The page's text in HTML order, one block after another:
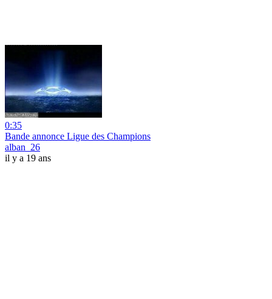
0:35
Bande annonce Ligue des Champions
alban_26
il y a 19 ans